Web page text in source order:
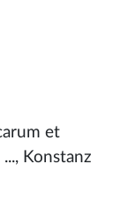
et
Konstanz